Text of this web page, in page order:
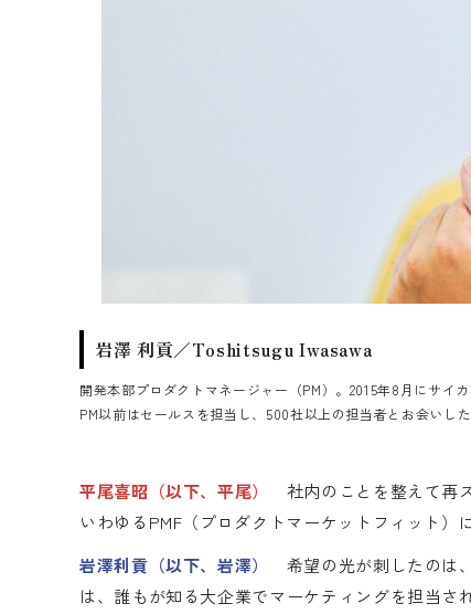
岩澤 利貢／Toshitsugu Iwasawa
開発本部プロダクトマネージャー（PM）。2015年8月にサイ
PM以前はセールスを担当し、500社以上の担当者とお会いした
平尾喜昭（以下、平尾）
社内のことを整えて再
いわゆるPMF（プロダクトマーケットフィット）
岩澤利貢（以下、岩澤）
希望の光が刺したのは
は、誰もが知る大企業でマーケティングを担当